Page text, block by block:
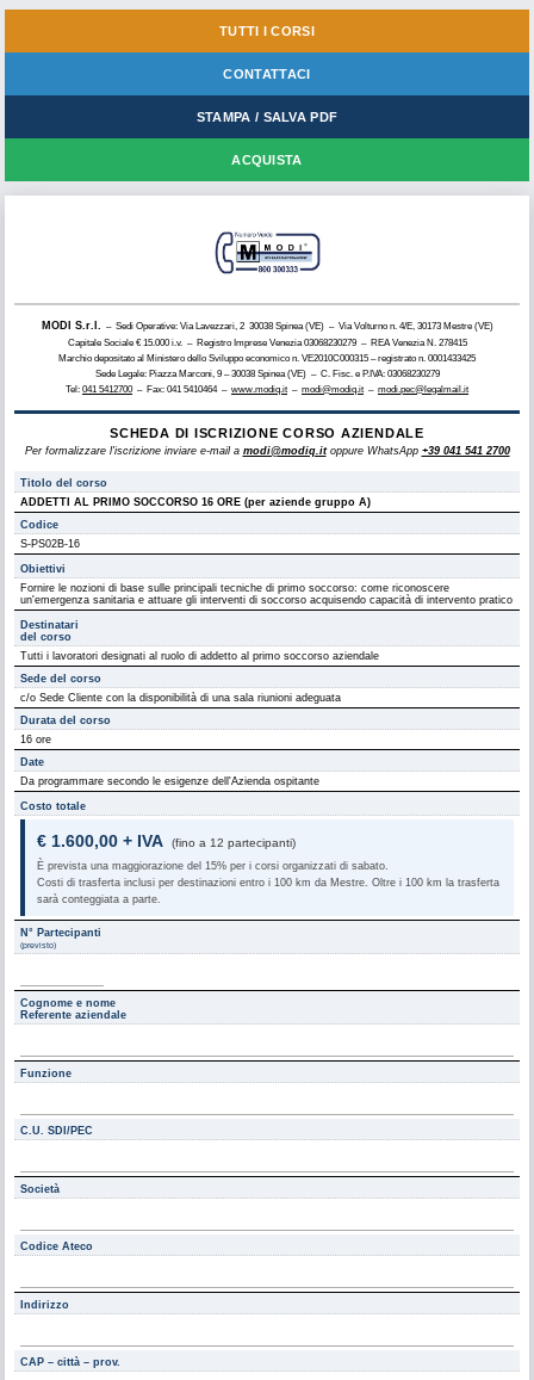
TUTTI I CORSI
CONTATTACI
STAMPA / SALVA PDF
ACQUISTA
MODI S.r.l.
– Sedi Operative: Via Lavezzari, 2 30038 Spinea (VE) – Via Volturno n. 4/E, 30173 Mestre (VE)
Capitale Sociale € 15.000 i.v. – Registro Imprese Venezia 03068230279 – REA Venezia N. 278415
Marchio depositato al Ministero dello Sviluppo economico n. VE2010C000315 – registrato n. 0001433425
Sede Legale: Piazza Marconi, 9 – 30038 Spinea (VE) – C. Fisc. e P.IVA: 03068230279
Tel: 041 5412700– Fax: 041 5410464 – www.modiq.it – modi@modiq.it – modi.pec@legalmail.it
SCHEDA DI ISCRIZIONE CORSO AZIENDALE
Per formalizzare l'iscrizione inviare e-mail a modi@modiq.itoppure WhatsApp +39 041 541 2700
Titolo del corso
ADDETTI AL PRIMO SOCCORSO 16 ORE (per aziende gruppo A)
Codice
S-PS02B-16
Obiettivi
Fornire le nozioni di base sulle principali tecniche di primo soccorso: come riconoscere
un'emergenza sanitaria e attuare gli interventi di soccorso acquisendo capacità di intervento pratico
Destinatari
del corso
Tutti i lavoratori designati al ruolo di addetto al primo soccorso aziendale
Sede del corso
c/o Sede Cliente con la disponibilità di una sala riunioni adeguata
Durata del corso
16 ore
Date
Da programmare secondo le esigenze dell'Azienda ospitante
Costo totale
€ 1.600,00 + IVA (fino a 12 partecipanti)
È prevista una maggiorazione del 15% per i corsi organizzati di sabato.
Costi di trasferta inclusi per destinazioni entro i 100 km da Mestre. Oltre i 100 km la trasferta
sarà conteggiata a parte.
N° Partecipanti
(previsto)
Cognome e nome
Referente aziendale
Funzione
C.U. SDI/PEC
Società
Codice Ateco
Indirizzo
CAP – città – prov.